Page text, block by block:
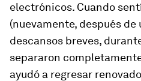
electrónicos. Cuando
(nuevamente, después de
descansos breves,
separaron
ayudó a regresar